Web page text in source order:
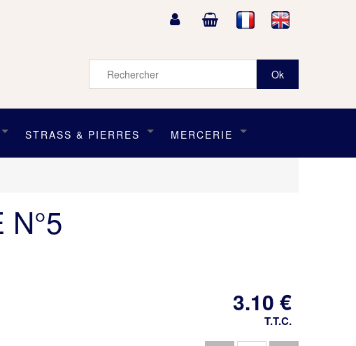
STRASS & PIERRES MERCERIE
3.10 €
T.T.C.